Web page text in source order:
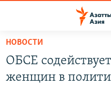
Вернуться
основному
содержанию
НОВОСТИ
ОБСЕ
женщин в